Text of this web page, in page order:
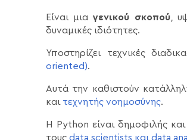
Είναι μιαγενικού σκοπού,
δυναμικές ιδιότητες.
Υποστηρίζει τεχνικές
oriented).
Αυτά την καθιστούν
και τεχνητής νοημοσύνης.
Η Python είναι δημοφιλής
τους data scientists και data